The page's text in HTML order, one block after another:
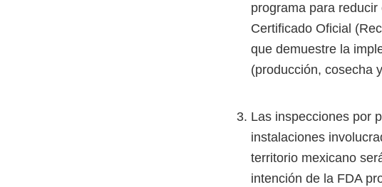
programa para
Certificado Oficial
que demuestre la
(producción, cosecha
Las inspecciones por
instalaciones
territorio mexicano
intención de la FDA